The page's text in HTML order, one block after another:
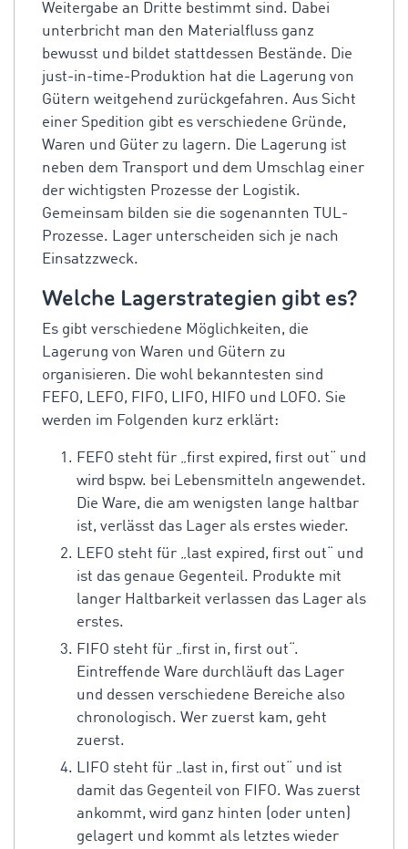
Weitergabe an Dritte bestimmt sind. Dabei
unterbricht man den Materialfluss ganz
bewusst und bildet stattdessen Bestände. Die
just-in-time-Produktion hat die Lagerung von
Gütern weitgehend zurückgefahren. Aus Sicht
einer Spedition gibt es verschiedene Gründe,
Waren und Güter zu lagern. Die Lagerung ist
neben dem Transport und dem Umschlag einer
der wichtigsten Prozesse der Logistik.
Gemeinsam bilden sie die sogenannten TUL-
Prozesse. Lager unterscheiden sich je nach
Einsatzzweck.
Welche Lagerstrategien gibt es?
Es gibt verschiedene Möglichkeiten, die
Lagerung von Waren und Gütern zu
organisieren. Die wohl bekanntesten sind
FEFO, LEFO, FIFO, LIFO, HIFO und LOFO. Sie
werden im Folgenden kurz erklärt:
FEFO steht für „first expired, first out“ und
wird bspw. bei Lebensmitteln angewendet.
Die Ware, die am wenigsten lange haltbar
ist, verlässt das Lager als erstes wieder.
LEFO steht für „last expired, first out“ und
ist das genaue Gegenteil. Produkte mit
langer Haltbarkeit verlassen das Lager als
erstes.
FIFO steht für „first in, first out“.
Eintreffende Ware durchläuft das Lager
und dessen verschiedene Bereiche also
chronologisch. Wer zuerst kam, geht
zuerst.
LIFO steht für „last in, first out“ und ist
damit das Gegenteil von FIFO. Was zuerst
ankommt, wird ganz hinten (oder unten)
gelagert und kommt als letztes wieder